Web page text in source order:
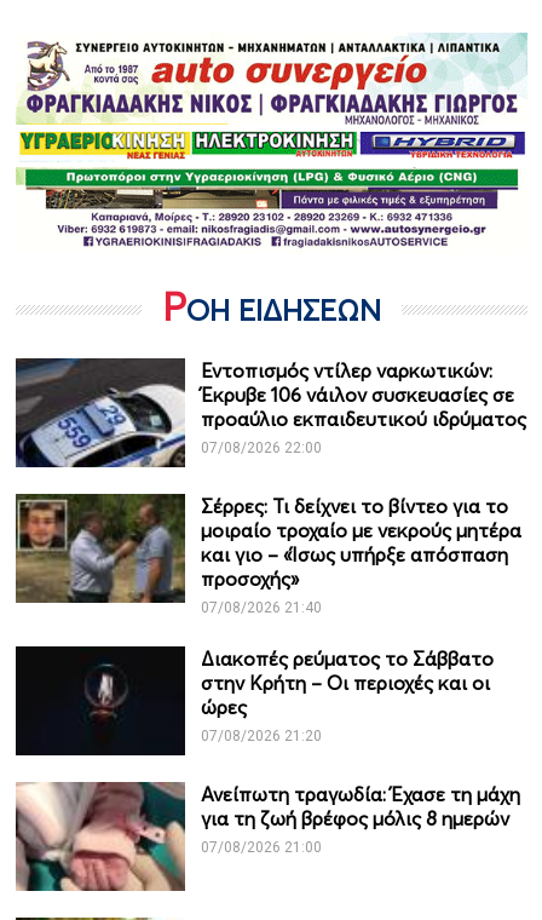
ΡΟΗ ΕΙΔΗΣΕΩΝ
Εντοπισμός ντίλερ ναρκωτικών:
Έκρυβε 106 νάιλον συσκευασίες σε
προαύλιο εκπαιδευτικού ιδρύματος
07/08/2026 22:00
Σέρρες: Τι δείχνει το βίντεο για το
μοιραίο τροχαίο με νεκρούς μητέρα
και γιο – «Ίσως υπήρξε απόσπαση
προσοχής»
07/08/2026 21:40
Διακοπές ρεύματος το Σάββατο
στην Κρήτη – Οι περιοχές και οι
ώρες
07/08/2026 21:20
Ανείπωτη τραγωδία: Έχασε τη μάχη
για τη ζωή βρέφος μόλις 8 ημερών
07/08/2026 21:00